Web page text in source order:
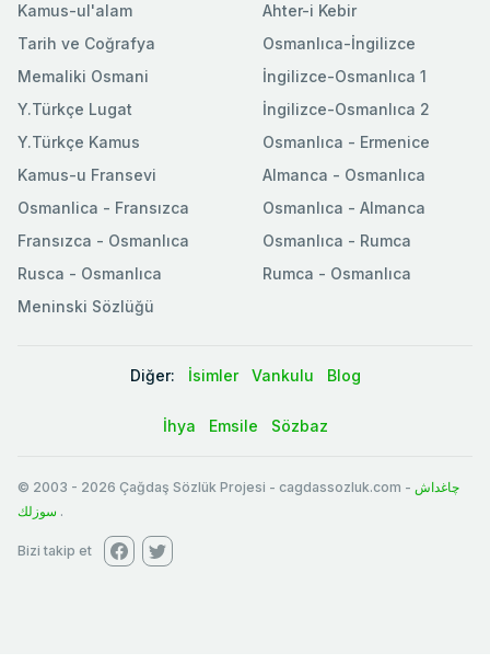
Kamus-ul'alam
Tarih ve Coğrafya
Memaliki Osmani
Y.Türkçe Lugat
Y.Türkçe Kamus
Ahter-i Kebir
Osmanlıca-İngilizce
İngilizce-Osmanlıca 1
İngilizce-Osmanlıca 2
Osmanlıca - Ermenice
Kamus-u Fransevi
Osmanlica - Fransızca
Fransızca - Osmanlıca
Rusca - Osmanlıca
Meninski Sözlüğü
Almanca - Osmanlıca
Osmanlıca - Almanca
Osmanlıca - Rumca
Rumca - Osmanlıca
Diğer: İsimler Vankulu Blog
İhya Emsile Sözbaz
© 2003 - 2026 Çağdaş Sözlük Projesi - cagdassozluk.com - چاغداش
سوزلك .
Bizi takip et